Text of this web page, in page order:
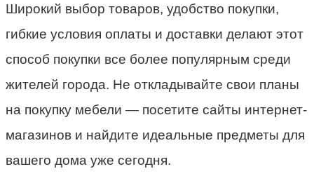
Широкий выбор товаров, удобство покупки,
гибкие условия оплаты и доставки делают этот
способ покупки все более популярным среди
жителей города. Не откладывайте свои планы
на покупку мебели — посетите сайты интернет-
магазинов и найдите идеальные предметы для
вашего дома уже сегодня.